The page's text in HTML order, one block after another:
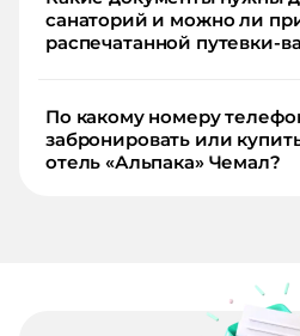
санаторий и можно ли
распечатанной путевки-
По какому номеру
забронировать или
отель «Альпака» Чемал?